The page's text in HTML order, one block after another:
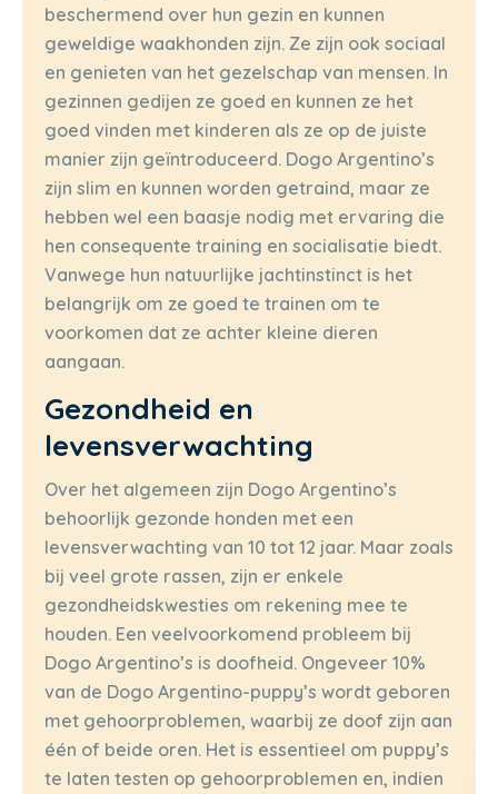
beschermend over hun gezin en kunnen
geweldige waakhonden zijn. Ze zijn ook sociaal
en genieten van het gezelschap van mensen. In
gezinnen gedijen ze goed en kunnen ze het
goed vinden met kinderen als ze op de juiste
manier zijn geïntroduceerd. Dogo Argentino’s
zijn slim en kunnen worden getraind, maar ze
hebben wel een baasje nodig met ervaring die
hen consequente training en socialisatie biedt.
Vanwege hun natuurlijke jachtinstinct is het
belangrijk om ze goed te trainen om te
voorkomen dat ze achter kleine dieren
aangaan.
Gezondheid en
levensverwachting
Over het algemeen zijn Dogo Argentino’s
behoorlijk gezonde honden met een
levensverwachting van 10 tot 12 jaar. Maar zoals
bij veel grote rassen, zijn er enkele
gezondheidskwesties om rekening mee te
houden. Een veelvoorkomend probleem bij
Dogo Argentino’s is doofheid. Ongeveer 10%
van de Dogo Argentino-puppy’s wordt geboren
met gehoorproblemen, waarbij ze doof zijn aan
één of beide oren. Het is essentieel om puppy’s
te laten testen op gehoorproblemen en, indien